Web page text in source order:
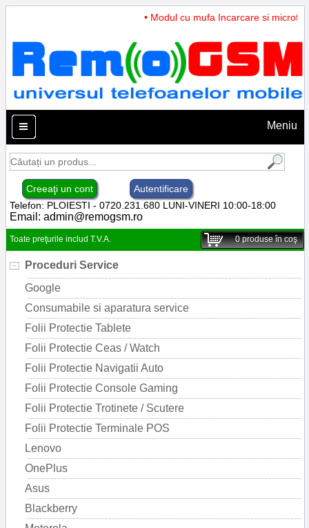
• Modul cu mufa Incarcare si microfon
Meniu
Creeaţi un cont
Autentificare
Telefon: PLOIESTI - 0720.231.680 LUNI-VINERI 10:00-18:00
Email: admin@remogsm.ro
Toate preţurile includ T.V.A. 0produse în coş
Proceduri Service
Google
Consumabile si aparatura service
Folii Protectie Tablete
Folii Protectie Ceas / Watch
Folii Protectie Navigatii Auto
Folii Protectie Console Gaming
Folii Protectie Trotinete / Scutere
Folii Protectie Terminale POS
Lenovo
OnePlus
Asus
Blackberry